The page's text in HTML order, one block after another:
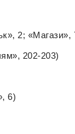
2;
202-203)
6)